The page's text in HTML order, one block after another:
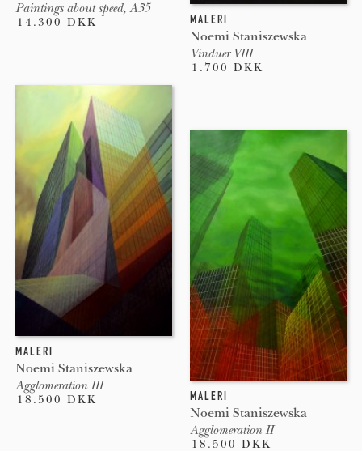
Paintings about speed, A35
14.300 DKK MALERI
Noemi Staniszewska
Vinduer VIII
1.700 DKK
MALERI
Noemi Staniszewska
Agglomeration III
18.500 DKK MALERI
Noemi Staniszewska
Agglomeration II
18.500 DKK